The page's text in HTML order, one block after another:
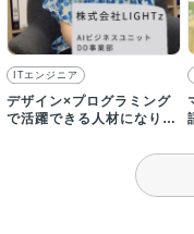
ITエンジニア
デザイン×プログラミング
で活躍できる人材になりた